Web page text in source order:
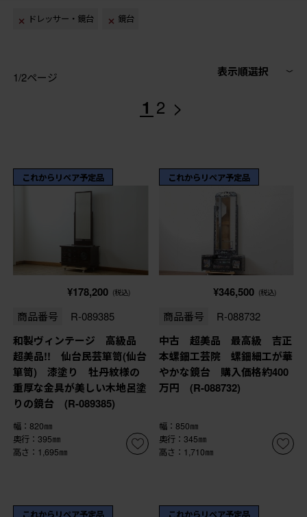
ドレッサー・鏡台 鏡台
1/2ページ 表示順選択
1 2 >
これからリペア予定品
¥178,200 (税込)
商品番号 R-089385
和製ヴィンテージ 高級品
超美品!! 仙台民芸箪笥(仙台
箪笥) 漆塗り 牡丹紋様の
重厚な金具が美しい木地呂塗
りの鏡台 (R-089385)
幅：820㎜
奥行：395㎜
高さ：1,695㎜
これからリペア予定品
¥346,500 (税込)
商品番号 R-088732
中古 超美品 最高級 吉正
本螺鈿工芸院 螺鈿細工が華
やかな鏡台 購入価格約400
万円 (R-088732)
幅：850㎜
奥行：345㎜
高さ：1,710㎜